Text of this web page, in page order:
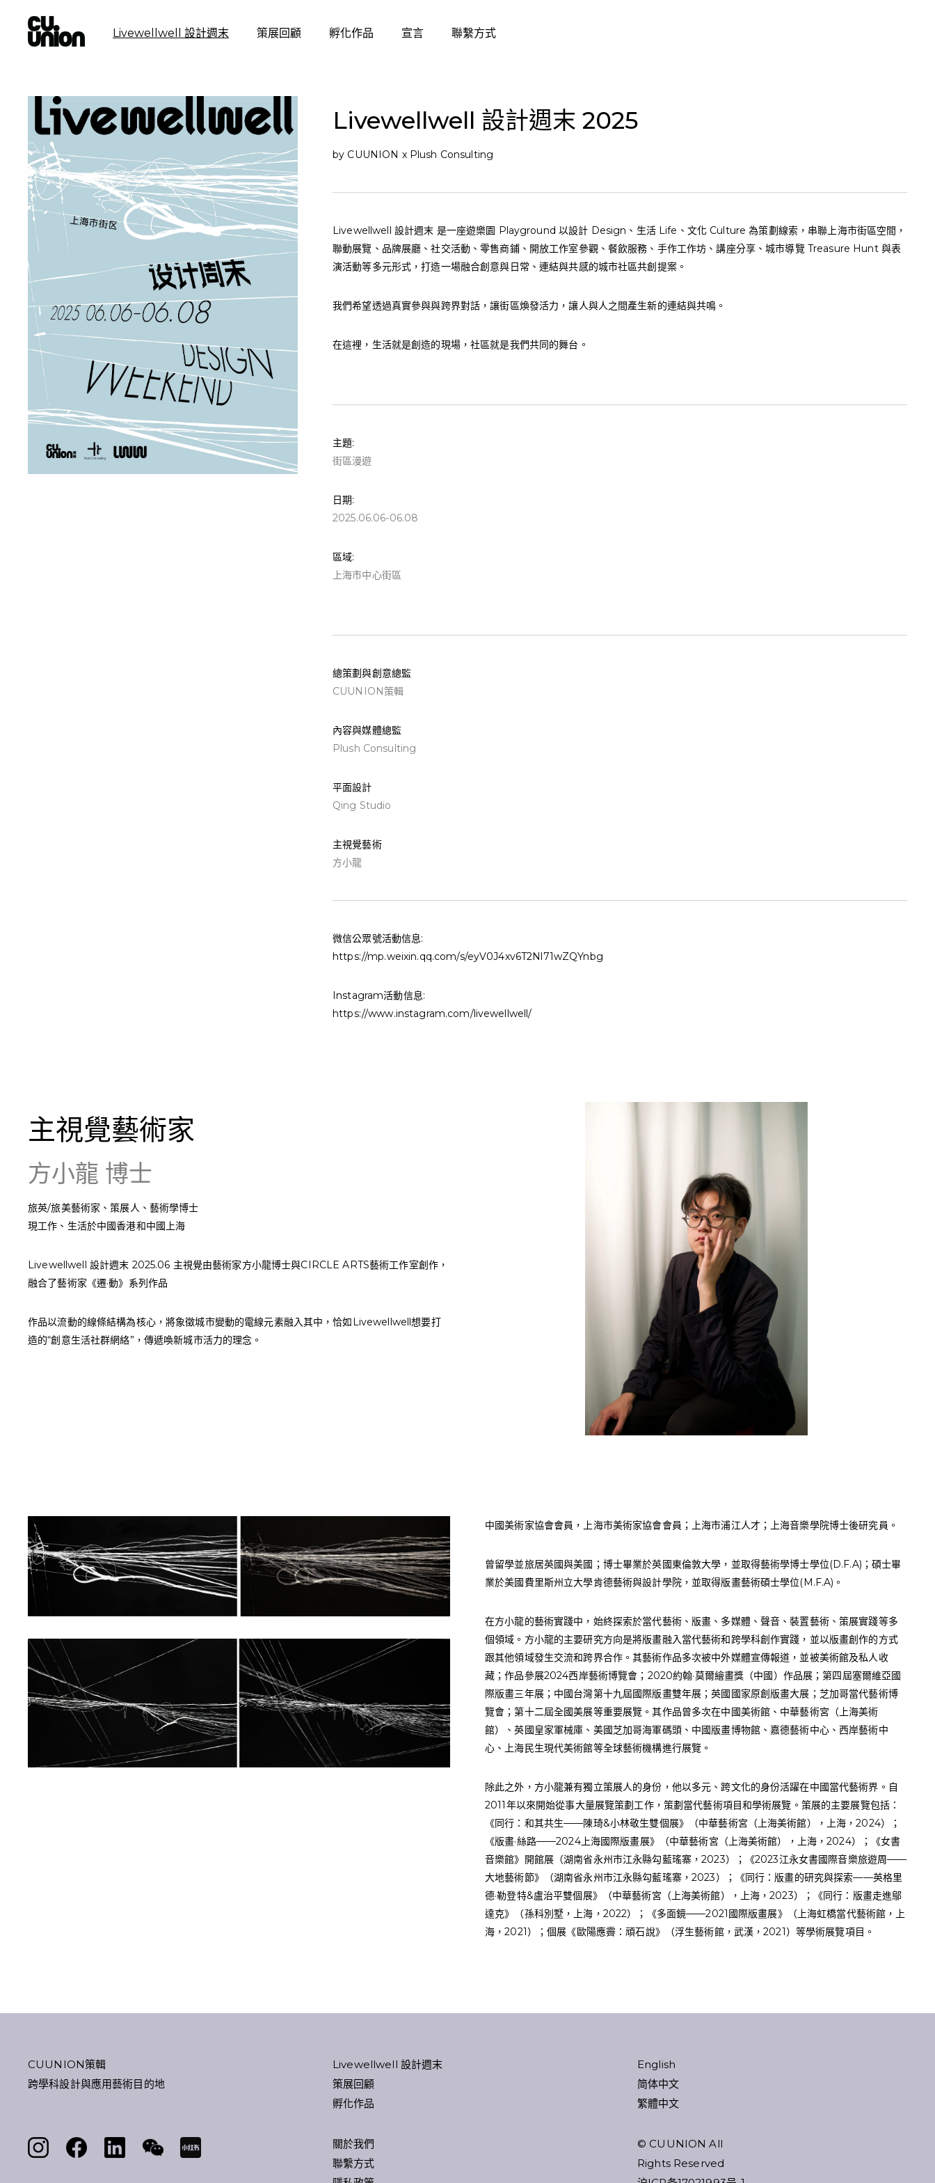
Livewellwell 設計週末 策展回顧 孵化作品 宣言 聯繫方式
Livewellwell 設計週末 2025
by CUUNION x Plush Consulting
Livewellwell 設計週末 是一座遊樂園 Playground 以設計 Design、生活 Life、文化 Culture 為策劃線索，串聯上海市街區空間，
聯動展覽、品牌展廳、社交活動、零售商鋪、開放工作室參觀、餐飲服務、手作工作坊、講座分享、城市導覽 Treasure Hunt 與表
演活動等多元形式，打造一場融合創意與日常、連結與共感的城市社區共創提案。
我們希望透過真實參與與跨界對話，讓街區煥發活力，讓人與人之間產生新的連結與共鳴。
在這裡，生活就是創造的現場，社區就是我們共同的舞台。
主題:
街區漫遊
日期:
2025.06.06-06.08
區域:
上海市中心街區
總策劃與創意總監
CUUNION策輯
內容與媒體總監
Plush Consulting
平面設計
Qing Studio
主視覺藝術
方小龍
微信公眾號活動信息:
https://mp.weixin.qq.com/s/eyV0J4xv6T2Nl71wZQYnbg
Instagram活動信息:
https://www.instagram.com/livewellwell/
主視覺藝術家
方小龍 博士
旅英/旅美藝術家、策展人、藝術學博士
現工作、生活於中國香港和中國上海
Livewellwell 設計週末 2025.06 主視覺由藝術家方小龍博士與CIRCLE ARTS藝術工作室創作，
融合了藝術家《遷·動》系列作品
作品以流動的線條結構為核心，將象徵城市變動的電線元素融入其中，恰如Livewellwell想要打
造的“創意生活社群網絡”，傳遞喚新城市活力的理念。
中國美術家協會會員，上海市美術家協會會員；上海市浦江人才；上海音樂學院博士後研究員。
曾留學並旅居英國與美國；博士畢業於英國東倫敦大學，並取得藝術學博士學位(D.F.A)；碩士畢
業於美國費里斯州立大學肯德藝術與設計學院，並取得版畫藝術碩士學位(M.F.A)。
在方小龍的藝術實踐中，始終探索於當代藝術、版畫、多媒體、聲音、裝置藝術、策展實踐等多
個領域。方小龍的主要研究方向是將版畫融入當代藝術和跨學科創作實踐，並以版畫創作的方式
跟其他領域發生交流和跨界合作。其藝術作品多次被中外媒體宣傳報道，並被美術館及私人收
藏；作品參展2024西岸藝術博覽會；2020約翰·莫爾繪畫獎（中國）作品展；第四屆塞爾維亞國
際版畫三年展；中國台灣第十九屆國際版畫雙年展；英國國家原創版畫大展；芝加哥當代藝術博
覽會；第十二屆全國美展等重要展覽。其作品曾多次在中國美術館、中華藝術宮（上海美術
館）、英國皇家軍械庫、美國芝加哥海軍碼頭、中國版畫博物館、嘉德藝術中心、西岸藝術中
心、上海民生現代美術館等全球藝術機構進行展覽。
除此之外，方小龍兼有獨立策展人的身份，他以多元、跨文化的身份活躍在中國當代藝術界。自
2011年以來開始從事大量展覽策劃工作，策劃當代藝術項目和學術展覽。策展的主要展覽包括：
《同行：和其共生——陳琦&小林敬生雙個展》（中華藝術宮（上海美術館），上海，2024）；
《版畫·絲路——2024上海國際版畫展》（中華藝術宮（上海美術館），上海，2024）；《女書
音樂館》開館展（湖南省永州市江永縣勾藍瑤寨，2023）；《2023江永女書國際音樂旅遊周——
大地藝術節》（湖南省永州市江永縣勾藍瑤寨，2023）；《同行：版畫的研究與探索——英格里
德·勒登特&盧治平雙個展》（中華藝術宮（上海美術館），上海，2023）；《同行：版畫走進鄔
達克》（孫科別墅，上海，2022）；《多面鏡——2021國際版畫展》（上海虹橋當代藝術館，上
海，2021）；個展《歐陽應霽：頑石說》（浮生藝術館，武漢，2021）等學術展覽項目。
CUUNION策輯
跨學科設計與應用藝術目的地
Livewellwell 設計週末
策展回顧
孵化作品
關於我們
聯繫方式
English
简体中文
繁體中文
© CUUNION All
Rights Reserved